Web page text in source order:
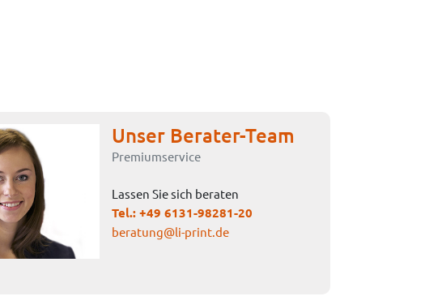
Unser Berater-Team
Premiumservice
Lassen Sie sich beraten
Tel.: +49 6131-98281-20
beratung@li-print.de